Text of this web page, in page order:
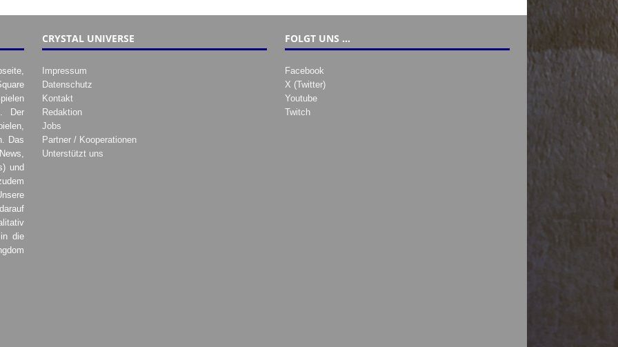
Der
Das
und
die
CRYSTAL UNIVERSE
Impressum
Datenschutz
Kontakt
Redaktion
Jobs
Partner / Kooperationen
Unterstützt uns
FOLGT UNS …
Facebook
X (Twitter)
Youtube
Twitch